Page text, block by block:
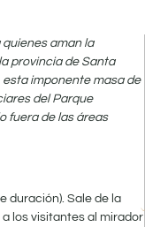
aman la
provincia de Santa
esta imponente masa de
del Parque
fuera de las áreas
duración). Sale de la
los visitantes al mirador